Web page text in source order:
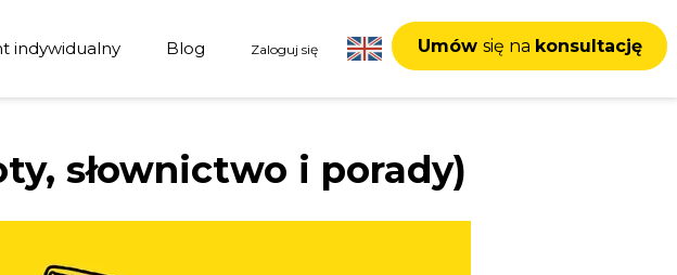
Umów się na konsultację
indywidualny Blog Zaloguj się
słownictwo i porady)